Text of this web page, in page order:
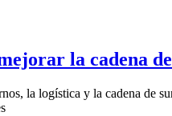
la cadena
la logística y la cadena de